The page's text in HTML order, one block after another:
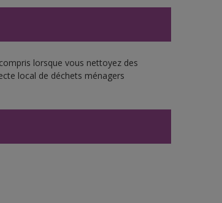
lorsque vous nettoyez des
local de déchets ménagers